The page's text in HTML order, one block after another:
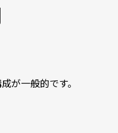
が一般的です。